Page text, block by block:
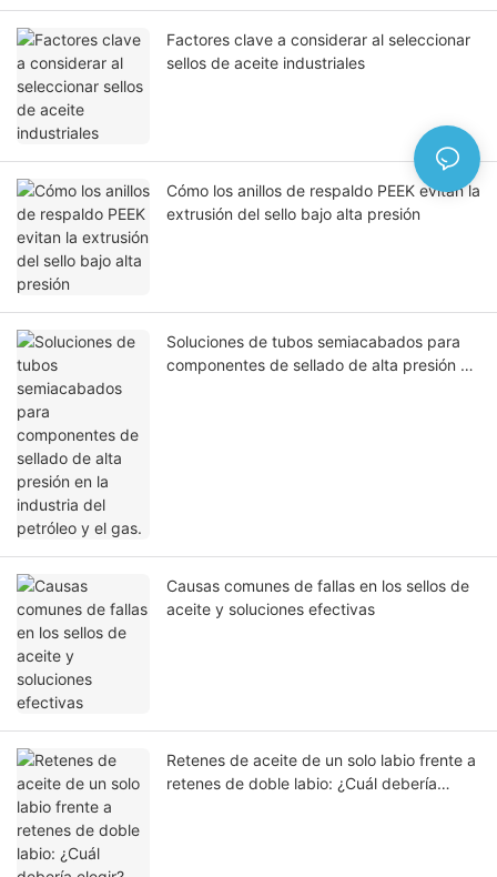
Factores clave a considerar al seleccionar
sellos de aceite industriales
Cómo los anillos de respaldo PEEK evitan la
extrusión del sello bajo alta presión
Soluciones de tubos semiacabados para
componentes de sellado de alta presión en
Causas comunes de fallas en los sellos de
aceite y soluciones efectivas
Retenes de aceite de un solo labio frente a
retenes de doble labio: ¿Cuál debería